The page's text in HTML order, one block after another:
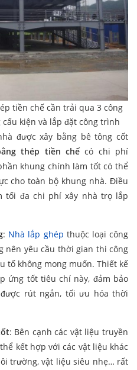
tiền chế cần trải qua 3 công
kiện và lắp đặt công trình
được xây bằng bê tông cốt
thép tiền chế có chi phí
khung chính làm tốt có thể
cho toàn bộ khung nhà. Điều
tối đa chi phí xây nhà trọ lắp
: Nhà lắp ghép thuộc loại công
nên yêu cầu thời gian thi công
tố không mong muốn. Thiết kế
ứng tốt tiêu chí này, đảm bảo
rút ngắn, tối ưu hóa thời
: Bên cạnh các vật liệu truyền
kết hợp với các vật liệu khác
trường, vật liệu siêu nhẹ… rất